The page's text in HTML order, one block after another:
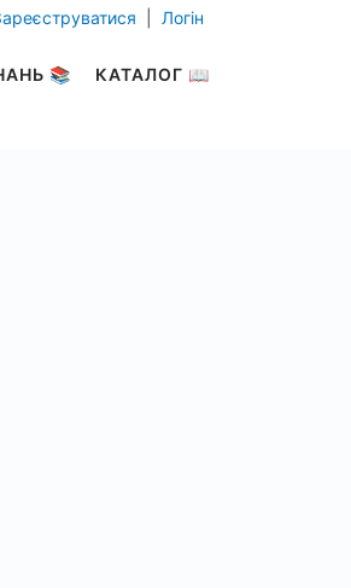
📚 КАТАЛОГ 📖
Логін